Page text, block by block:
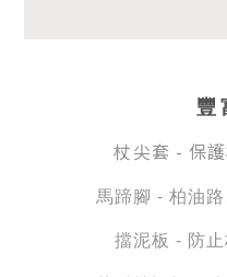
豐
杖尖套 - 保
馬蹄腳 - 柏油
擋泥板 - 防